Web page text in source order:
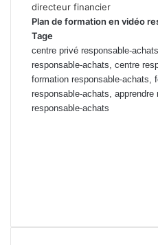
directeur financier
Plan de formation en vidéo
Tage
centre privé responsable-
responsable-achats, centre
formation responsable-achats,
responsable-achats,
responsable-achats